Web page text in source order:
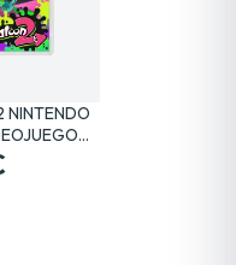
NINTENDO